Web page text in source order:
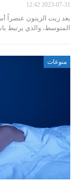
2023-07-31 12:42
يعد زيت الزيتون عنصراً
المتوسط، والذي يرتبط
منوعات